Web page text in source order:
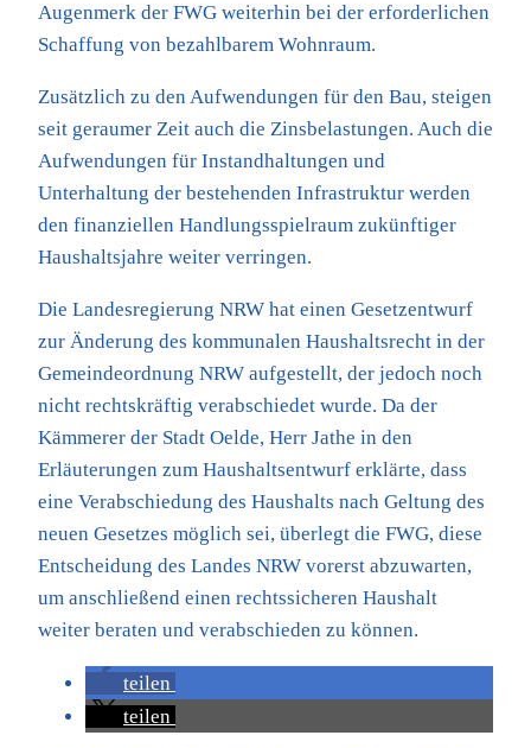
Augenmerk der FWG weiterhin bei der erforderlichen
Schaffung von bezahlbarem Wohnraum.
Zusätzlich zu den Aufwendungen für den Bau, steigen
seit geraumer Zeit auch die Zinsbelastungen. Auch die
Aufwendungen für Instandhaltungen und
Unterhaltung der bestehenden Infrastruktur werden
den finanziellen Handlungsspielraum zukünftiger
Haushaltsjahre weiter verringen.
Die Landesregierung NRW hat einen Gesetzentwurf
zur Änderung des kommunalen Haushaltsrecht in der
Gemeindeordnung NRW aufgestellt, der jedoch noch
nicht rechtskräftig verabschiedet wurde. Da der
Kämmerer der Stadt Oelde, Herr Jathe in den
Erläuterungen zum Haushaltsentwurf erklärte, dass
eine Verabschiedung des Haushalts nach Geltung des
neuen Gesetzes möglich sei, überlegt die FWG, diese
Entscheidung des Landes NRW vorerst abzuwarten,
um anschließend einen rechtssicheren Haushalt
weiter beraten und verabschieden zu können.
teilen
teilen